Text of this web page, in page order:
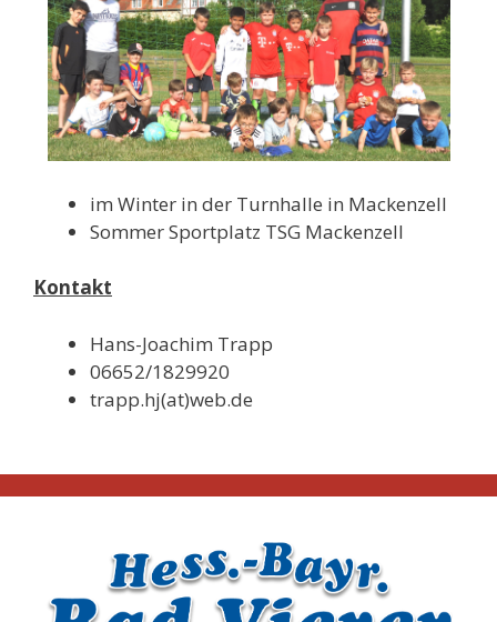
im Winter in der Turnhalle in Mackenzell
Sommer Sportplatz TSG Mackenzell
Kontakt
Hans-Joachim Trapp
06652/1829920
trapp.hj(at)web.de